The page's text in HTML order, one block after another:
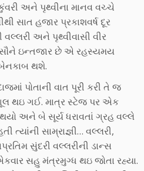
અને પૃથ્વીના માનવ વચ્ચે
સાત હજાર પ્રકાશવર્ષ દૂર
અને પૃથ્વીવાસી વીર
ઇન્તજાર છે એ રહસ્યમય
થશે.
પોતાની વાત પૂરી કરી તે જ
થઇ ગઈ. માત્ર સ્ટેજ પર એક
અને બે સૂર્ય ધરાવતાં ગ્રહ વલ્લે
ત્યાંની સામ્રાજ્ઞી… વલ્લરી,
સુંદરી વલ્લરીની ડાન્સ
સહુ મંત્રમુગ્ધ થઇ જોતા રહ્યા.